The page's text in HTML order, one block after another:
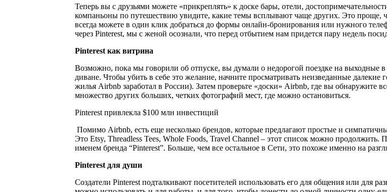
Теперь вы с друзьями можете «прикреплять» к доске бары, отели,
компаньоны по путешествию увидите, какие темы всплывают чаще других. Это проще,
всегда можете в один клик добраться до формы онлайн-бронирования или нужного
через Pinterest, мы с женой осознали, что перед отбытием нам придется пару недель
Pinterest как витрина
Возможно, пока мы говорили об отпуске, вы думали о недорогой поездке на выходные в
диване. Чтобы убить в себе это желание, начните просматривать неизведанные
жилья Airbnb заработал в России). Затем проверьте «доски» Airbnb, где вы
множество других больших, четких фотографий мест, где можно остановиться.
Pinterest привлекла $100 млн инвестиций
Помимо Airbnb, есть еще несколько брендов, которые предлагают простые и
Это Etsy, Threadless Tees, Whole Foods, Travel Channel – этот список можно продолжить.
именем бренда “Pinterest”. Больше, чем все остальное в Сети, это похоже именно на
Pinterest для души
Создатели Pinterest подталкивают посетителей использовать его для общения или для